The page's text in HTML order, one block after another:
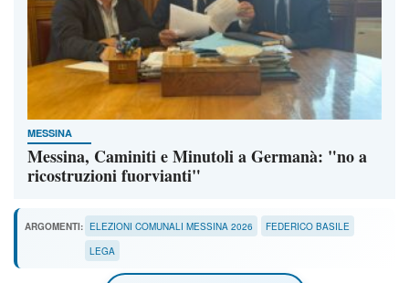
MESSINA
Messina, Caminiti e Minutoli a Germanà: "no a
ricostruzioni fuorvianti"
ARGOMENTI: ELEZIONI COMUNALI MESSINA 2026
FEDERICO BASILE
LEGA